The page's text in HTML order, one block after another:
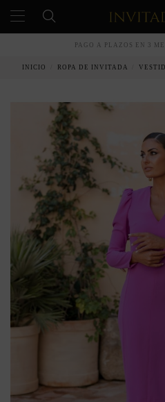
PAGO A PLAZOS EN 3
INICIO ROPA DE INVITADA